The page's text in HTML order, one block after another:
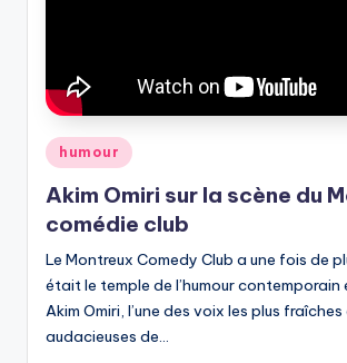
Posted
in
humour
Akim Omiri sur la scène du
comédie club
Le Montreux Comedy Club a une fois de
était le temple de l’humour
Akim Omiri, l’une des voix les plus
audacieuses de…